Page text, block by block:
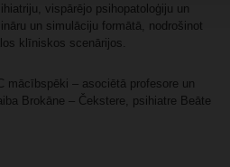
vispārējo psihopatoloģiju un
un simulāciju formātā, nodrošinot
klīniskos scenārijos.
mācībspēki – asociētā profesore un
Brokāne – Čekstere, psihiatre Beāte